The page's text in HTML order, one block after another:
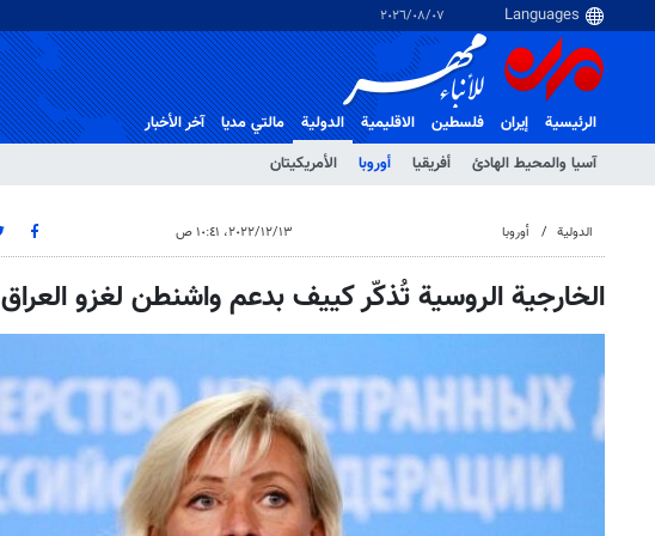
٠٧‏/٠٨‏/٢٠٢٦
الرئيسية إيران فلسطین الاقلیمیة
الدولية
آسيا والمحيط الهادئ
أفريقيا أوروبا الأمريكيتان
مالتي مدیا آخر الأخبار
الدولية أوروبا ١٣‏/١٢‏/٢٠٢٢، ١٠:٤١ ص
الخارجية الروسية تُذكّر كييف بدعم واشنطن لغزو العراق